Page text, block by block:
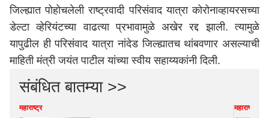
जिल्ह्यात पोहोचलेली राष्ट्रवादी परिसंवाद यात्रा कोरोनाव्हायरसच्या
डेल्टा व्हेरियंटच्या वाढत्या प्रभावामुळे अखेर रद्द झाली. त्यामुळे
यापुढील ही परिसंवाद यात्रा नांदेड जिल्ह्यातच थांबवणार असल्याची
माहिती मंत्री जयंत पाटील यांच्या स्वीय सहाय्यकांनी दिली.
संबंधित बातम्या >>
महाराष्ट्र महाराष्ट्र